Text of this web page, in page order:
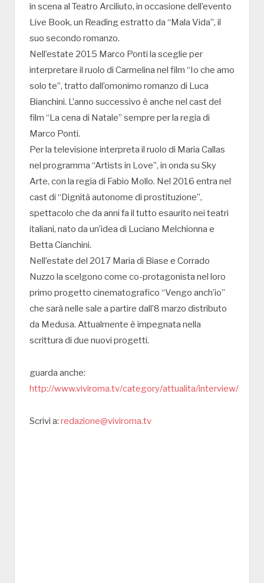
in scena al Teatro Arciliuto, in occasione dell’evento
Live Book, un Reading estratto da “Mala Vida”, il
suo secondo romanzo.
Nell’estate 2015 Marco Ponti la sceglie per
interpretare il ruolo di Carmelina nel film “Io che amo
solo te”, tratto dall’omonimo romanzo di Luca
Bianchini. L’anno successivo è anche nel cast del
film “La cena di Natale” sempre per la regia di
Marco Ponti.
Per la televisione interpreta il ruolo di Maria Callas
nel programma “Artists in Love”, in onda su Sky
Arte, con la regia di Fabio Mollo. Nel 2016 entra nel
cast di “Dignità autonome di prostituzione”,
spettacolo che da anni fa il tutto esaurito nei teatri
italiani, nato da un’idea di Luciano Melchionna e
Betta Cianchini.
Nell’estate del 2017 Maria di Biase e Corrado
Nuzzo la scelgono come co-protagonista nel loro
primo progetto cinematografico “Vengo anch’io”
che sarà nelle sale a partire dall’8 marzo distributo
da Medusa. Attualmente è impegnata nella
scrittura di due nuovi progetti.
guarda anche:
http://www.viviroma.tv/category/attualita/interview/
Scrivi a: redazione@viviroma.tv